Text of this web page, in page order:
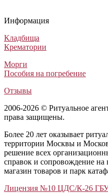
Венки из искусственных
Венки из искусственных
Венки из искусственных
Венки из искусственных
Информация
Кладбища
Крематории
Морги
Пособия на погребение
Отзывы
2006-2026 © Ритуальное
права защищены.
Более 20 лет оказывает
территории Москвы и
решение всех
справок и сопровождение
магазин товаров и парк
Лицензия №10 ЦДС/К-26